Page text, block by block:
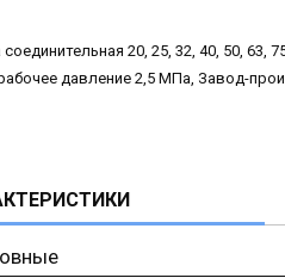
20, 25, 32, 40, 50, 63,
давление 2,5 МПа, Завод-